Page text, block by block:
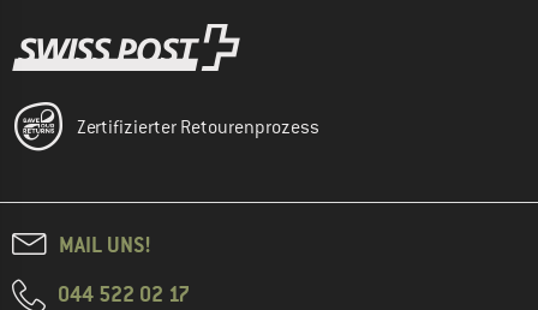
Zertifizierter Retourenprozess
MAIL UNS!
044 522 02 17